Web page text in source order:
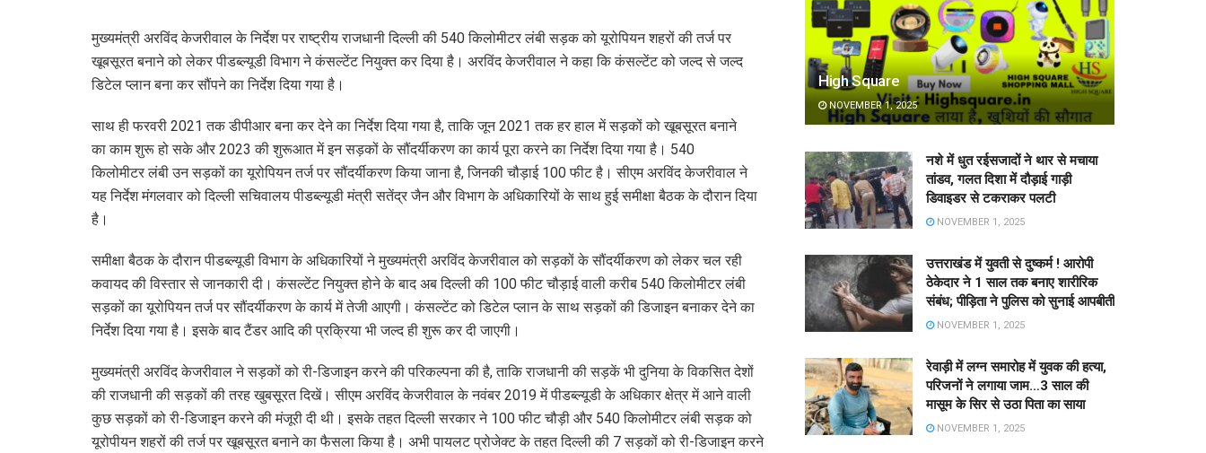
मुख्यमंत्री अरविंद केजरीवाल के निर्देश पर राष्ट्रीय राजधानी दिल्ली की 540 किलोमीटर लंबी सड़क को यूरोपियन शहरों की तर्ज पर
खूबसूरत बनाने को लेकर पीडब्ल्यूडी विभाग ने कंसल्टेंट नियुक्त कर दिया है। अरविंद केजरीवाल ने कहा कि कंसल्टेंट को जल्द से जल्द
डिटेल प्लान बना कर सौंपने का निर्देश दिया गया है।
साथ ही फरवरी 2021 तक डीपीआर बना कर देने का निर्देश दिया गया है, ताकि जून 2021 तक हर हाल में सड़कों को खूबसूरत बनाने
का काम शुरू हो सके और 2023 की शुरूआत में इन सड़कों के सौंदर्यीकरण का कार्य पूरा करने का निर्देश दिया गया है। 540
किलोमीटर लंबी उन सड़कों का यूरोपियन तर्ज पर सौंदर्यीकरण किया जाना है, जिनकी चौड़ाई 100 फीट है। सीएम अरविंद केजरीवाल ने
यह निर्देश मंगलवार को दिल्ली सचिवालय पीडब्ल्यूडी मंत्री सतेंद्र जैन और विभाग के अधिकारियों के साथ हुई समीक्षा बैठक के दौरान दिया
है।
समीक्षा बैठक के दौरान पीडब्ल्यूडी विभाग के अधिकारियों ने मुख्यमंत्री अरविंद केजरीवाल को सड़कों के सौंदर्यीकरण को लेकर चल रही
कवायद की विस्तार से जानकारी दी। कंसल्टेंट नियुक्त होने के बाद अब दिल्ली की 100 फीट चौड़ाई वाली करीब 540 किलोमीटर लंबी
सड़कों का यूरोपियन तर्ज पर सौंदर्यीकरण के कार्य में तेजी आएगी। कंसल्टेंट को डिटेल प्लान के साथ सड़कों की डिजाइन बनाकर देने का
निर्देश दिया गया है। इसके बाद टैंडर आदि की प्रक्रिया भी जल्द ही शुरू कर दी जाएगी।
मुख्यमंत्री अरविंद केजरीवाल ने सड़कों को री-डिजाइन करने की परिकल्पना की है, ताकि राजधानी की सड़कें भी दुनिया के विकसित देशों
की राजधानी की सड़कों की तरह खुबसूरत दिखें। सीएम अरविंद केजरीवाल के नवंबर 2019 में पीडब्ल्यूडी के अधिकार क्षेत्र में आने वाली
कुछ सड़कों को री-डिजाइन करने की मंजूरी दी थी। इसके तहत दिल्ली सरकार ने 100 फीट चौड़ी और 540 किलोमीटर लंबी सड़क को
यूरोपीयन शहरों की तर्ज पर खूबसूरत बनाने का फैसला किया है। अभी पायलट प्रोजेक्ट के तहत दिल्ली की 7 सड़कों को री-डिजाइन करने
High Square
NOVEMBER 1, 2025
नशे में धुत रईसजादों ने थार से मचाया
तांडव, गलत दिशा में दौड़ाई गाड़ी
डिवाइडर से टकराकर पलटी
NOVEMBER 1, 2025
उत्तराखंड में युवती से दुष्कर्म ! आरोपी
ठेकेदार ने 1 साल तक बनाए शारीरिक
संबंध; पीड़िता ने पुलिस को सुनाई आपबीती
NOVEMBER 1, 2025
रेवाड़ी में लग्न समारोह में युवक की हत्या,
परिजनों ने लगाया जाम…3 साल की
मासूम के सिर से उठा पिता का साया
NOVEMBER 1, 2025